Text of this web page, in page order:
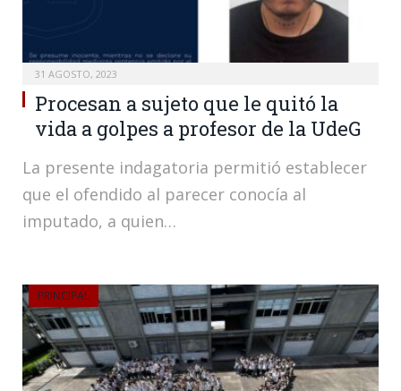
31 AGOSTO, 2023
Procesan a sujeto que le quitó la
vida a golpes a profesor de la UdeG
La presente indagatoria permitió establecer
que el ofendido al parecer conocía al
imputado, a quien…
PRINCIPAL